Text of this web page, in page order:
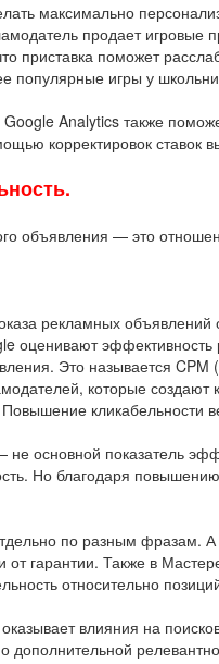
максимально
продает игровые
приставка поможет
популярные игры у
Analytics также
корректировок ставок
объявления — это
рекламных
оценивают
Это называется
которые
кликабельности
основной показатель
Но благодаря
по разным фразам.
гарантии. Также в
относительно
влияния на
дополнительной